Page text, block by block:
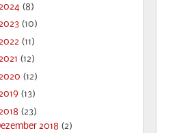
(8)
(10)
(11)
(12)
(12)
(13)
(23)
2018 (2)